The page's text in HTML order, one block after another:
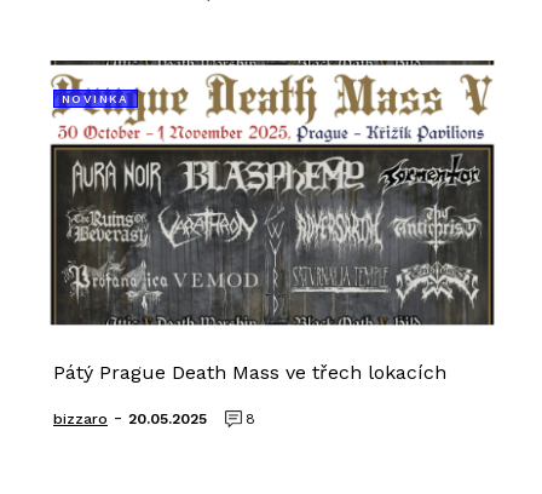
NOVINKA
Pátý Prague Death Mass ve třech lokacích
bizzaro - 20.05.2025 8